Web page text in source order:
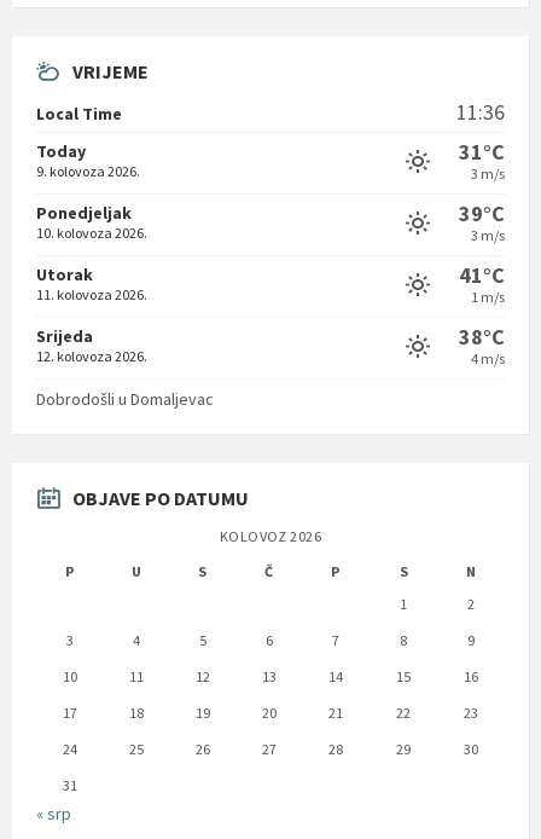
VRIJEME
Local Time 11:36
Today
9. kolovoza 2026.
31°C
3 m/s
Ponedjeljak
10. kolovoza 2026.
39°C
3 m/s
Utorak
11. kolovoza 2026.
41°C
1 m/s
Srijeda
12. kolovoza 2026.
38°C
4 m/s
Dobrodošli u Domaljevac
OBJAVE PO DATUMU
KOLOVOZ 2026
P
U S Č P S
N
1
2
3
4 5 6 7 8
9
10
11 12 13 14 15
16
17
18 19 20 21 22
23
24
25 26 27 28 29
30
31
« srp